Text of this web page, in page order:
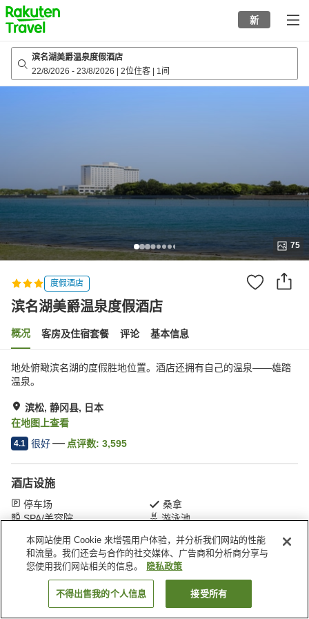
to
top
page
新
滨名湖美爵温泉度假酒店
22/8/2026 - 23/8/2026 2位住客 1间
75
度假酒店
滨名湖美爵温泉度假酒店
概况 客房及住宿套餐 评论 基本信息
地处俯瞰滨名湖的度假胜地位置。酒店还拥有自己的温泉——雄踏
温泉。
滨松, 静冈县, 日本
在地图上查看
4.1 很好 点评数: 3,595
酒店设施
停车场
桑拿
SPA/美容院
游泳池
首页 日本 静冈县 滨松 滨名湖美爵温泉度假酒店
搜索客房
本网站使用 Cookie 来增强用户体验，并分析我们网站的性能
和流量。我们还会与合作的社交媒体、广告商和分析商分享与
您使用我们网站相关的信息。
隐私政策
不得出售我的个人信息 接受所有